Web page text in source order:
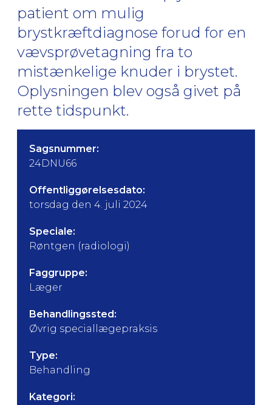
patient om mulig
brystkræftdiagnose forud for en
vævsprøvetagning fra to
mistænkelige knuder i brystet.
Oplysningen blev også givet på
rette tidspunkt.
Sagsnummer:
24DNU66
Offentliggørelsesdato:
torsdag den 4. juli 2024
Speciale:
Røntgen (radiologi)
Faggruppe:
Læger
Behandlingssted:
Øvrig speciallægepraksis
Type:
Behandling
Kategori: